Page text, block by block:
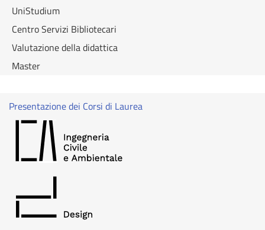
UniStudium
Centro Servizi Bibliotecari
Valutazione della didattica
Master
Presentazione dei Corsi di Laurea